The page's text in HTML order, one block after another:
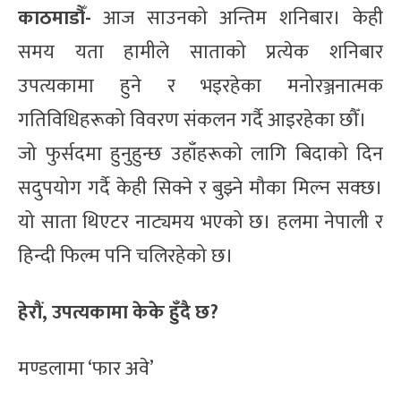
काठमाडौँ- आज साउनको अन्तिम शनिबार। केही
समय यता हामीले साताको प्रत्येक शनिबार
उपत्यकामा हुने र भइरहेका मनोरञ्जनात्मक
गतिविधिहरूको विवरण संकलन गर्दै आइरहेका छौँ।
जो फुर्सदमा हुनुहुन्छ उहाँहरूको लागि बिदाको दिन
सदुपयोग गर्दै केही सिक्ने र बुझ्ने मौका मिल्न सक्छ।
यो साता थिएटर नाट्यमय भएको छ। हलमा नेपाली र
हिन्दी फिल्म पनि चलिरहेको छ।
हेरौं, उपत्यकामा केके हुँदै छ?
मण्डलामा ‘फार अवे’